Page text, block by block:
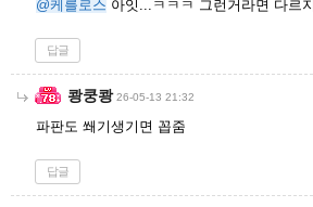
@케를로스 아잇...ㅋㅋㅋ 그런거라면 다르
답글
쾅쿵쾅 26-05-13 21:32
파판도 쐐기생기면 꼽줌
답글